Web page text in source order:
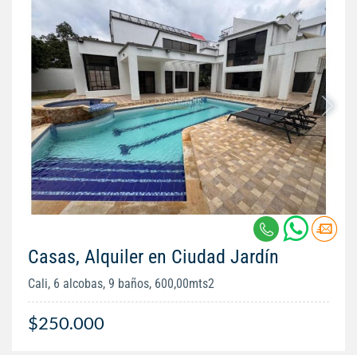
Casas, Alquiler en Ciudad Jardín
Cali, 6 alcobas, 9 baños, 600,00mts2
$250.000